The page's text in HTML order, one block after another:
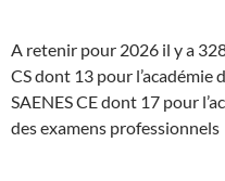
A retenir pour 2026 il y a
CS dont 13 pour l’académie
SAENES CE dont 17 pour
des examens professionnels